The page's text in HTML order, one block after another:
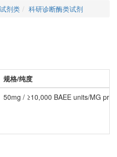
剂类 科研诊断酶类试剂
规格/纯度
50mg / ≥10,000 BAEE units/MG